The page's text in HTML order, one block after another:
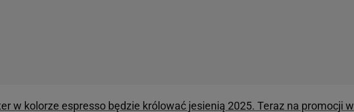
w kolorze espresso będzie królować jesienią 2025. Teraz na promocji w